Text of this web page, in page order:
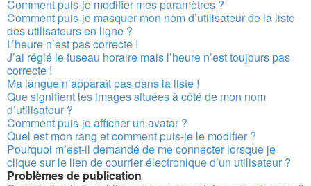
Comment puis-je modifier mes paramètres ?
Comment puis-je masquer mon nom d’utilisateur de la liste
des utilisateurs en ligne ?
L’heure n’est pas correcte !
J’ai réglé le fuseau horaire mais l’heure n’est toujours pas
correcte !
Ma langue n’apparaît pas dans la liste !
Que signifient les images situées à côté de mon nom
d’utilisateur ?
Comment puis-je afficher un avatar ?
Quel est mon rang et comment puis-je le modifier ?
Pourquoi m’est-il demandé de me connecter lorsque je
clique sur le lien de courrier électronique d’un utilisateur ?
Problèmes de publication